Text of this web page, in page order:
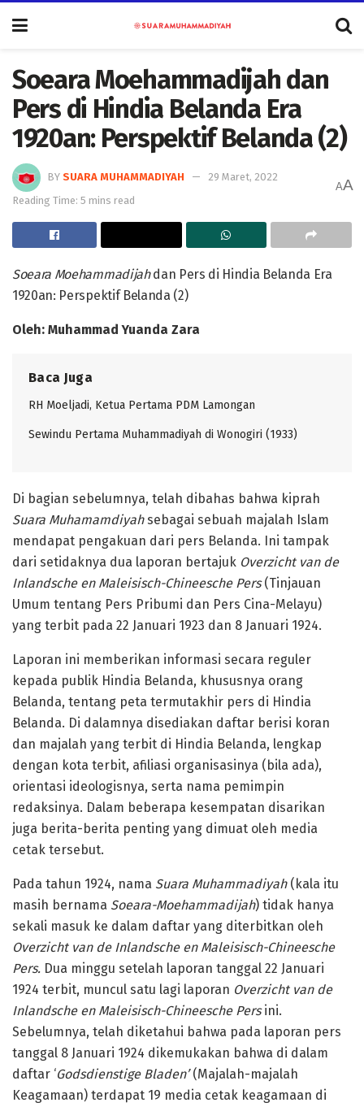
Soeara Moehammadijah dan
Pers di Hindia Belanda Era
1920an: Perspektif Belanda (2)
BY SUARA MUHAMMADIYAH
29 Maret, 2022
Reading Time: 5 mins read
AA
Soeara Moehammadijahdan Pers di Hindia Belanda Era
1920an: Perspektif Belanda (2)
Oleh: Muhammad Yuanda Zara
Baca Juga
RH Moeljadi, Ketua Pertama PDM Lamongan
Sewindu Pertama Muhammadiyah di Wonogiri (1933)
Di bagian sebelumnya, telah dibahas bahwa kiprah
Suara Muhamamdiyahsebagai sebuah majalah Islam
mendapat pengakuan dari pers Belanda. Ini tampak
dari setidaknya dua laporan bertajuk Overzicht van de
Inlandsche en Maleisisch-Chineesche Pers(Tinjauan
Umum tentang Pers Pribumi dan Pers Cina-Melayu)
yang terbit pada 22 Januari 1923 dan 8 Januari 1924.
Laporan ini memberikan informasi secara reguler
kepada publik Hindia Belanda, khususnya orang
Belanda, tentang peta termutakhir pers di Hindia
Belanda. Di dalamnya disediakan daftar berisi koran
dan majalah yang terbit di Hindia Belanda, lengkap
dengan kota terbit, afiliasi organisasinya (bila ada),
orientasi ideologisnya, serta nama pemimpin
redaksinya. Dalam beberapa kesempatan disarikan
juga berita-berita penting yang dimuat oleh media
cetak tersebut.
Pada tahun 1924, nama Suara Muhammadiyah (kala itu
masih bernama Soeara-Moehammadijah) tidak hanya
sekali masuk ke dalam daftar yang diterbitkan oleh
Overzicht van de Inlandsche en Maleisisch-Chineesche
Pers. Dua minggu setelah laporan tanggal 22 Januari
1924 terbit, muncul satu lagi laporan Overzicht van de
Inlandsche en Maleisisch-Chineesche Persini.
Sebelumnya, telah diketahui bahwa pada laporan pers
tanggal 8 Januari 1924 dikemukakan bahwa di dalam
daftar ‘Godsdienstige Bladen’(Majalah-majalah
Keagamaan) terdapat 19 media cetak keagamaan di